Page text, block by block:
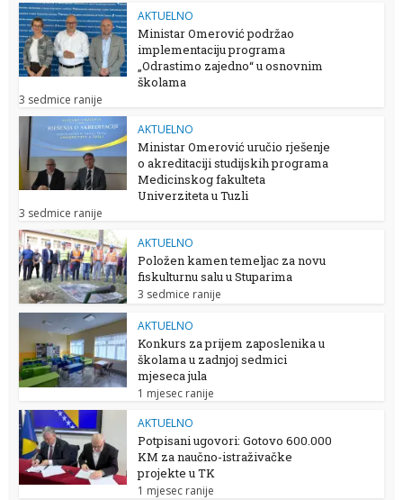
AKTUELNO
Ministar Omerović podržao
implementaciju programa
„Odrastimo zajedno“ u osnovnim
školama
3 sedmice ranije
AKTUELNO
Ministar Omerović uručio rješenje
o akreditaciji studijskih programa
Medicinskog fakulteta
Univerziteta u Tuzli
3 sedmice ranije
AKTUELNO
Položen kamen temeljac za novu
fiskulturnu salu u Stuparima
3 sedmice ranije
AKTUELNO
Konkurs za prijem zaposlenika u
školama u zadnjoj sedmici
mjeseca jula
1 mjesec ranije
AKTUELNO
Potpisani ugovori: Gotovo 600.000
KM za naučno-istraživačke
projekte u TK
1 mjesec ranije